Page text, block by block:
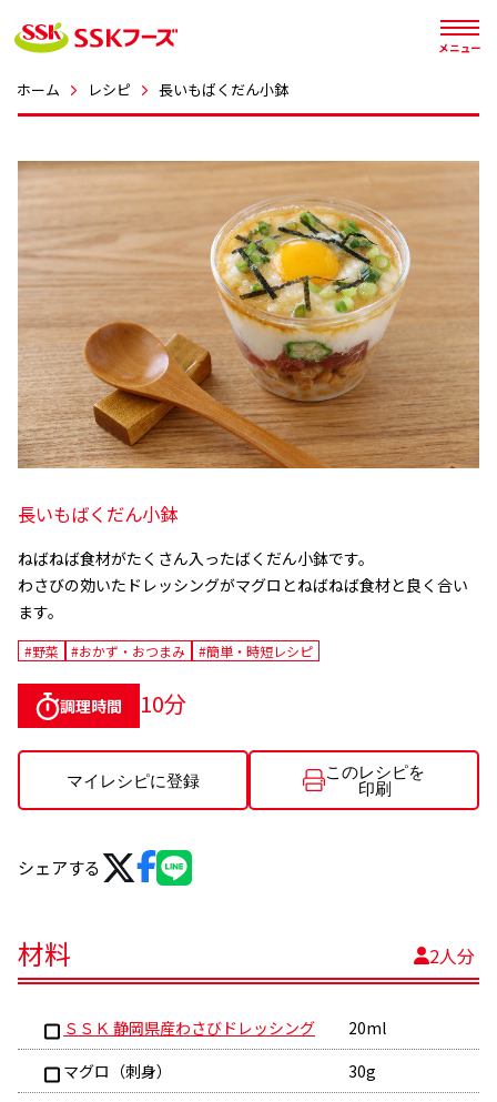
メニュー
ホーム レシピ 長いもばくだん小鉢
長いもばくだん小鉢
ねばねば食材がたくさん入ったばくだん小鉢です。
わさびの効いたドレッシングがマグロとねばねば食材と良く合い
ます。
#野菜 #おかず・おつまみ #簡単・時短レシピ
調理時間 10分
マイレシピに登録
このレシピを
印刷
シェアする
材料 2人分
ＳＳＫ 静岡県産わさびドレッシング
20ml
マグロ（刺身）
30g